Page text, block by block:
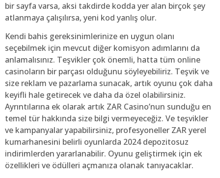
bir sayfa varsa, aksi takdirde kodda yer alan birçok şey
atlanmaya çalışılırsa, yeni kod yanlış olur.
Kendi bahis gereksinimlerinize en uygun olanı
seçebilmek için mevcut diğer komisyon adımlarını da
anlamalısınız. Teşvikler çok önemli, hatta tüm online
casinoların bir parçası olduğunu söyleyebiliriz. Teşvik ve
size reklam ve pazarlama sunacak, artık oyunu çok daha
keyifli hale getirecek ve daha da özel olabilirsiniz.
Ayrıntılarına ek olarak artık ZAR Casino’nun sunduğu en
temel tür hakkında size bilgi vermeyeceğiz. Ve teşvikler
ve kampanyalar yapabilirsiniz, profesyoneller ZAR yerel
kumarhanesini belirli oyunlarda 2024 depozitosuz
indirimlerden yararlanabilir. Oyunu geliştirmek için ek
özellikleri ve ödülleri açmanıza olanak tanıyacaklar.